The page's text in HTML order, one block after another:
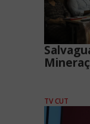
TV CUT